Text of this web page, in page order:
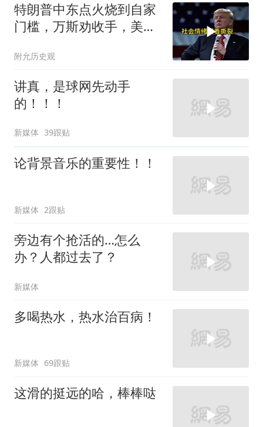
特朗普中东点火烧到自家
门槛，万斯劝收手，美国
附允历史观
讲真，是球网先动手
的！！！
新媒体 39跟贴
论背景音乐的重要性！！
新媒体 2跟贴
旁边有个抢活的…怎么
办？人都过去了？
新媒体
多喝热水，热水治百病！
新媒体 69跟贴
这滑的挺远的哈，棒棒哒